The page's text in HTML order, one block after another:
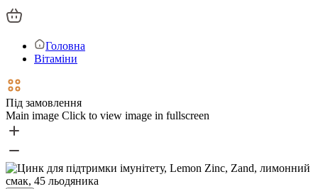
Головна
Вітаміни
Під замовлення
Main image Click to view image in fullscreen